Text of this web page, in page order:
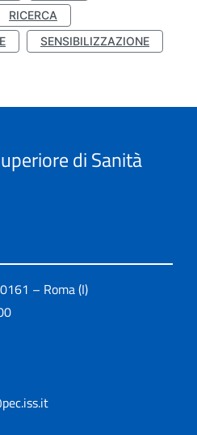
RICERCA
SENSIBILIZZAZIONE
di Sanità
– Roma (I)